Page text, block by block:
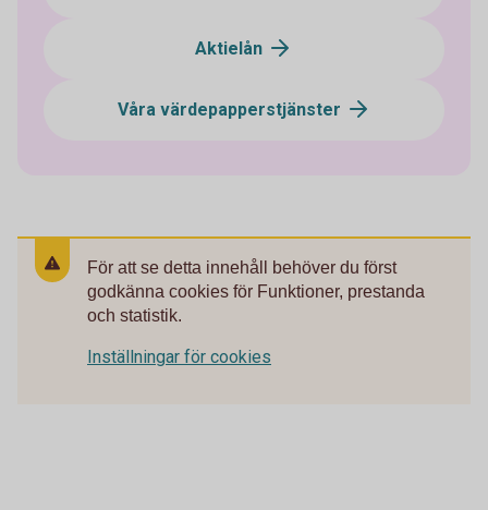
Aktielån
Våra värdepapperstjänster
För att se detta innehåll behöver du först
godkänna cookies för Funktioner, prestanda
och statistik.
Inställningar för cookies